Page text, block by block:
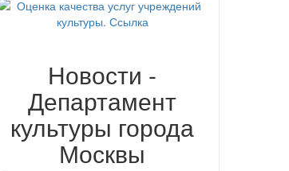
Новости -
Департамент
культуры города
Москвы